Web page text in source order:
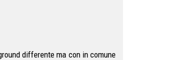
differente ma con in comune